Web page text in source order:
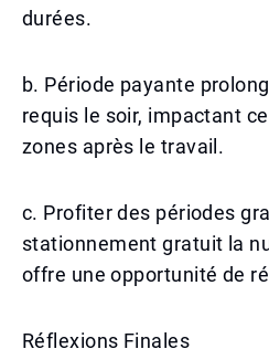
durées.
b. Période payante
requis le soir, impactant
zones après le travail.
c. Profiter des périodes
stationnement gratuit la
offre une opportunité de
Réflexions Finales